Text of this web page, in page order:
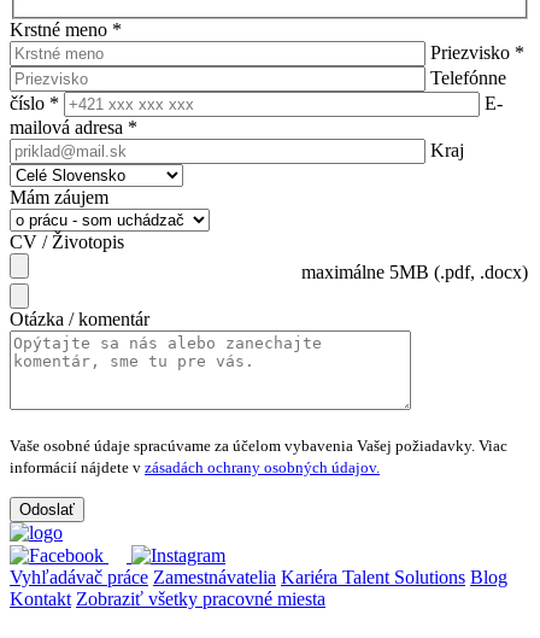
Krstné meno *
Priezvisko *
Telefónne
číslo *
E-
mailová adresa *
Kraj
Mám záujem
CV / Životopis
maximálne 5MB (.pdf, .docx)
Otázka / komentár
Vaše osobné údaje spracúvame za účelom vybavenia Vašej požiadavky. Viac
informácií nájdete v zásadách ochrany osobných údajov.
Vyhľadávač práce Zamestnávatelia Kariéra Talent Solutions Blog
Kontakt Zobraziť všetky pracovné miesta